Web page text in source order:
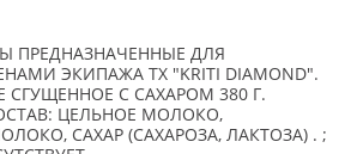
ПРЕДНАЗНАЧЕННЫЕ ДЛЯ
ЭКИПАЖА ТХ "KRITI DIAMOND".
С САХАРОМ 380 Г.
ЦЕЛЬНОЕ МОЛОКО,
САХАР (САХАРОЗА, ЛАКТОЗА) . ;